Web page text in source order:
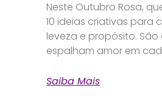
Neste Outubro Rosa,
10 ideias criativas para
leveza e propósito.
espalham amor em
Saiba Mais